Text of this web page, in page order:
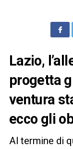
Lazio,
progetta
ventura
ecco gli
Al termine di